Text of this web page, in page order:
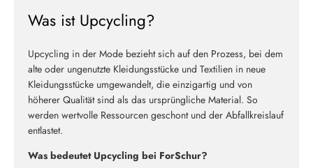
Was ist Upcycling?
Upcycling in der Mode bezieht sich auf den Prozess, bei dem
alte oder ungenutzte Kleidungsstücke und Textilien in neue
Kleidungsstücke umgewandelt, die einzigartig und von
höherer Qualität sind als das ursprüngliche Material. So
werden wertvolle Ressourcen geschont und der Abfallkreislauf
entlastet.
Was bedeutet Upcycling bei ForSchur?